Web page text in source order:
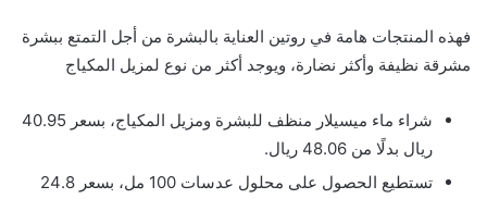
فهذه المنتجات هامة في روتين العناية بالبشرة من أجل التمتع ببشرة
مشرقة نظيفة وأكثر نضارة، ويوجد أكثر من نوع لمزيل المكياج
شراء ماء ميسيلار منظف للبشرة ومزيل المكياج، بسعر 40.95
ريال بدلًا من 48.06 ريال.
تستطيع الحصول على محلول عدسات 100 مل، بسعر 24.8